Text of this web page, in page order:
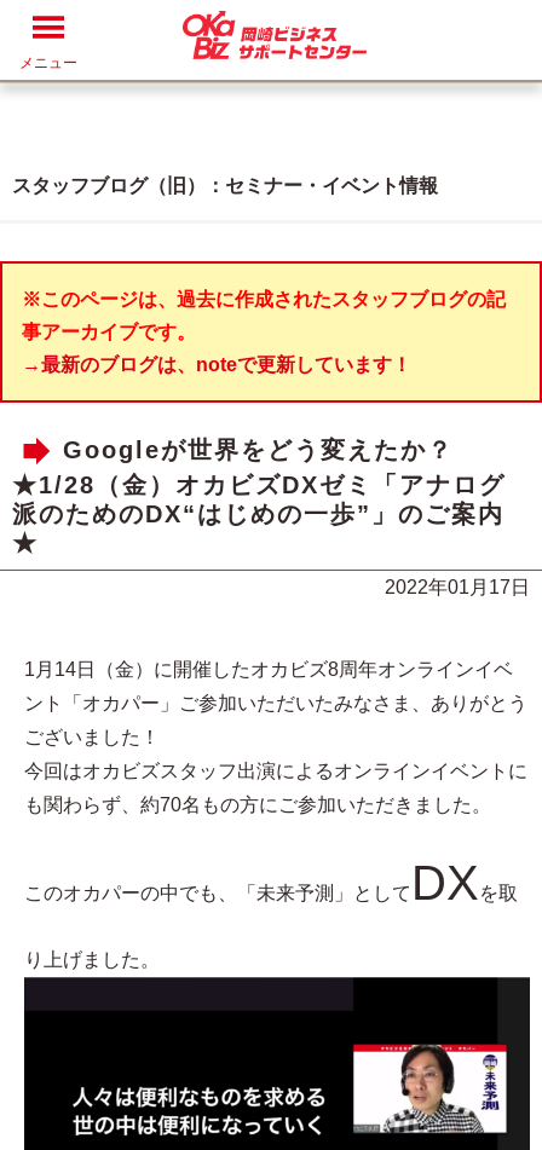
メニュー
スタッフブログ（旧）：セミナー・イベント情報
※このページは、過去に作成されたスタッフブログの記
事アーカイブです。
→最新のブログは、noteで更新しています！
Googleが世界をどう変えたか？
★1/28（金）オカビズDXゼミ「アナログ
派のためのDX“はじめの一歩”」のご案内
★
2022年01月17日
1月14日（金）に開催したオカビズ8周年オンラインイベ
ント「オカパー」ご参加いただいたみなさま、ありがとう
ございました！
今回はオカビズスタッフ出演によるオンラインイベントに
も関わらず、約70名もの方にご参加いただきました。
このオカパーの中でも、「未来予測」として DX を取
り上げました。